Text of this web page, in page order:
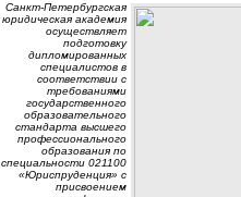
Санкт-Петербургская
юридическая академия
осуществляет
подготовку
дипломированных
специалистов в
соответствии с
требованиями
государственного
образовательного
стандарта высшего
профессионального
образования по
специальности 021100
«Юриспруденция» с
присвоением